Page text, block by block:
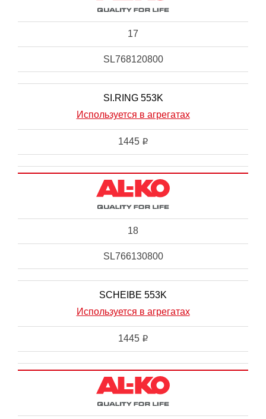
17
SL768120800
SI.RING 553K
Используется в агрегатах
1445 i
18
SL766130800
SCHEIBE 553K
Используется в агрегатах
1445 i